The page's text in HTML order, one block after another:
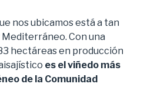
nos ubicamos está a tan
Con una
hectáreas en producción
es el viñedo más
de la Comunidad